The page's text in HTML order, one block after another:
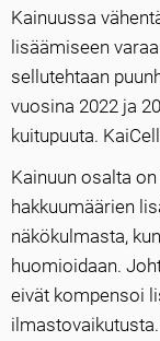
Kainuussa
lisäämiseen
sellutehtaan
vuosina 2022 ja
kuitupuuta.
Kainuun osalta
hakkuumäärien
näkökulmasta,
huomioidaan.
eivät kompensoi